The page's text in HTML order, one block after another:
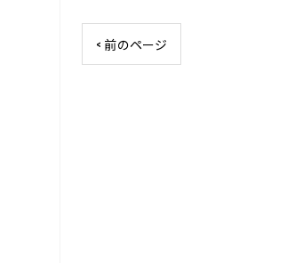
< 前のページ